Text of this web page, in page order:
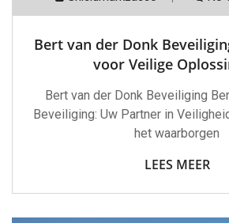
Bert van der Donk
voor Veilige
Bert van der Donk Beveiliging
Beveiliging: Uw Partner in
het waarborgen
LEES MEER